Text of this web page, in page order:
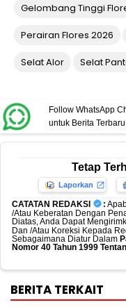
Gelombang Tinggi
Perairan Flores 2026
Selat Alor Selat
Follow WhatsApp
untuk Berita
Tetap
Laporkan
CATATAN REDAKSI :
/Atau Keberatan Dengan
Diatas, Anda Dapat
Dan /Atau Koreksi Kepada
Sebagaimana Diatur Dalam
Nomor 40 Tahun 1999
BERITA TERKAIT